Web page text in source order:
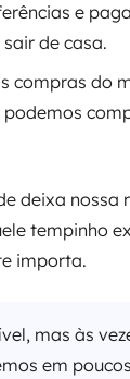
e
de casa.
compras do
deixa nossa
tempinho
importa.
mas às
em